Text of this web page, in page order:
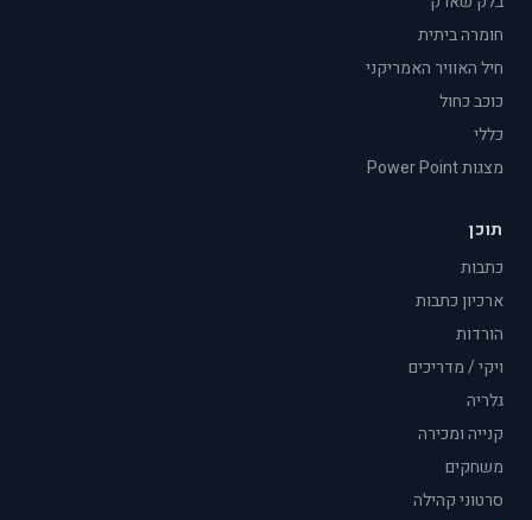
חומרה ביתית
חיל האוויר האמריקני
כוכב כחול
כללי
מצגות Power Point
תוכן
כתבות
ארכיון כתבות
הורדות
ויקי / מדריכים
גלריה
קנייה ומכירה
משחקים
סרטוני קהילה